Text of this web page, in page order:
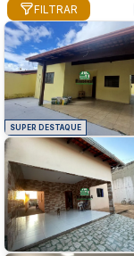
FILTRAR
SUPER DESTAQUE